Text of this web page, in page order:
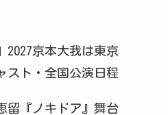
2027京本大我は東京
スト・全国公演日程
留『ノキドア』舞台